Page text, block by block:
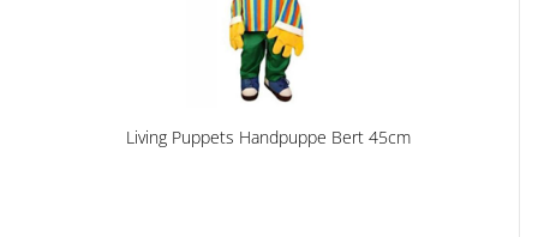
Living Puppets Handpuppe Bert 45cm